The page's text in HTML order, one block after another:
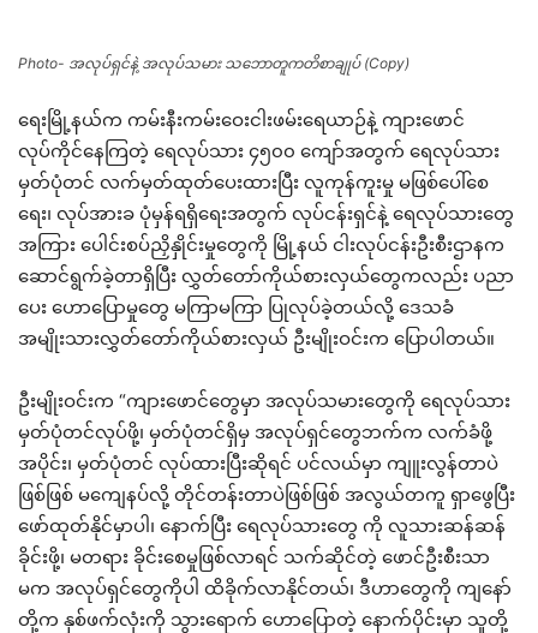
Photo- အလုပ်ရှင်နဲ့ အလုပ်သမား သဘောတူကတိစာချုပ် (Copy)
ရေးမြို့နယ်က ကမ်းနီးကမ်းဝေးငါးဖမ်းရေယာဉ်နဲ့ ကျားဖောင်
လုပ်ကိုင်နေကြတဲ့ ရေလုပ်သား ၄၅၀၀ ကျော်အတွက် ရေလုပ်သား
မှတ်ပုံတင် လက်မှတ်ထုတ်ပေးထားပြီး လူကုန်ကူးမှု မဖြစ်ပေါ်စေ
ရေး၊ လုပ်အားခ ပုံမှန်ရရှိရေးအတွက် လုပ်ငန်းရှင်နဲ့ ရေလုပ်သားတွေ
အကြား ပေါင်းစပ်ညှိနှိုင်းမှုတွေကို မြို့နယ် ငါးလုပ်ငန်းဦးစီးဌာနက
ဆောင်ရွက်ခဲ့တာရှိပြီး လွှတ်တော်ကိုယ်စားလှယ်တွေကလည်း ပညာ
ပေး ဟောပြောမှုတွေ မကြာမကြာ ပြုလုပ်ခဲ့တယ်လို့ ဒေသခံ
အမျိုးသားလွှတ်တော်ကိုယ်စားလှယ် ဦးမျိုးဝင်းက ပြောပါတယ်။
ဦးမျိုးဝင်းက “ကျားဖောင်တွေမှာ အလုပ်သမားတွေကို ရေလုပ်သား
မှတ်ပုံတင်လုပ်ဖို့၊ မှတ်ပုံတင်ရှိမှ အလုပ်ရှင်တွေဘက်က လက်ခံဖို့
အပိုင်း၊ မှတ်ပုံတင် လုပ်ထားပြီးဆိုရင် ပင်လယ်မှာ ကျူးလွန်တာပဲ
ဖြစ်ဖြစ် မကျေနပ်လို့ တိုင်တန်းတာပဲဖြစ်ဖြစ် အလွယ်တကူ ရှာဖွေပြီး
ဖော်ထုတ်နိုင်မှာပါ၊ နောက်ပြီး ရေလုပ်သားတွေ ကို လူသားဆန်ဆန်
ခိုင်းဖို့၊ မတရား ခိုင်းစေမှုဖြစ်လာရင် သက်ဆိုင်တဲ့ ဖောင်ဦးစီးသာ
မက အလုပ်ရှင်တွေကိုပါ ထိခိုက်လာနိုင်တယ်၊ ဒီဟာတွေကို ကျနော်
တို့က နှစ်ဖက်လုံးကို သွားရောက် ဟောပြောတဲ့ နောက်ပိုင်းမှာ သူတို့